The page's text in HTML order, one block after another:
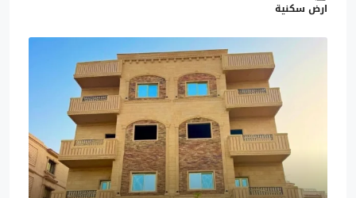
ارض سكنية